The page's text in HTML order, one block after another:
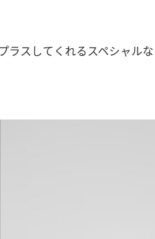
ラスしてくれるスペシャル